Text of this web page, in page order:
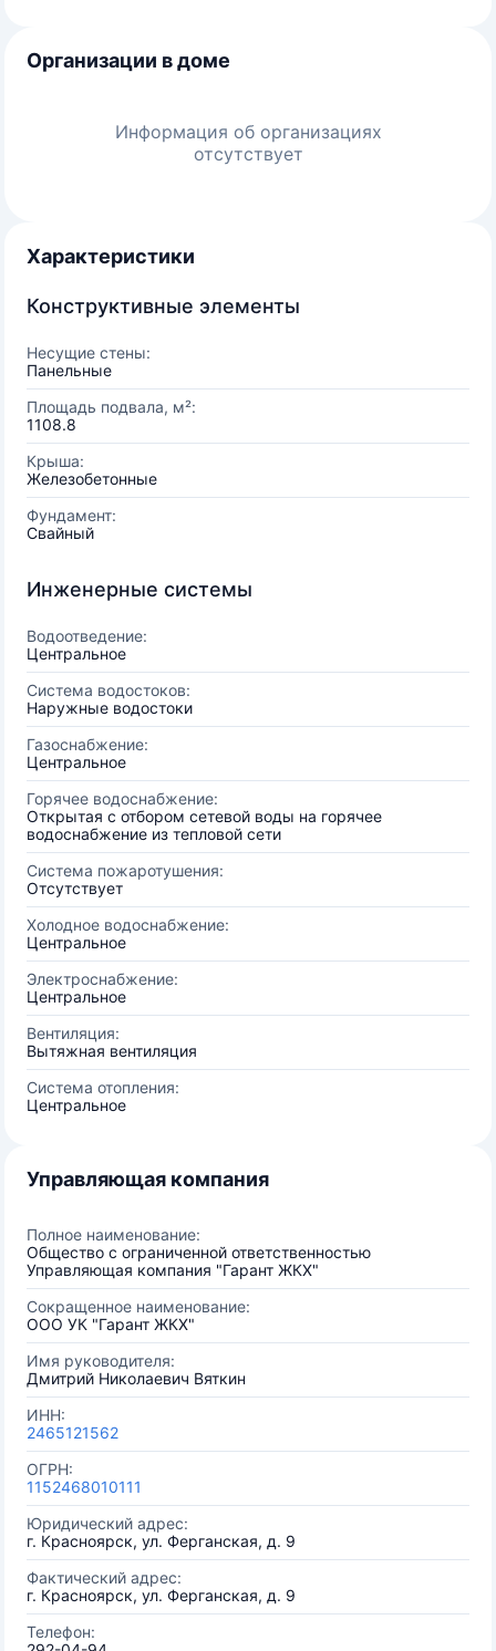
Организации в доме
Информация об организациях
отсутствует
Характеристики
Конструктивные элементы
Несущие стены:
Панельные
Площадь подвала, м²:
1108.8
Крыша:
Железобетонные
Фундамент:
Свайный
Инженерные системы
Водоотведение:
Центральное
Система водостоков:
Наружные водостоки
Газоснабжение:
Центральное
Горячее водоснабжение:
Открытая с отбором сетевой воды на горячее
водоснабжение из тепловой сети
Система пожаротушения:
Отсутствует
Холодное водоснабжение:
Центральное
Электроснабжение:
Центральное
Вентиляция:
Вытяжная вентиляция
Система отопления:
Центральное
Управляющая компания
Полное наименование:
Общество с ограниченной ответственностью
Управляющая компания "Гарант ЖКХ"
Сокращенное наименование:
ООО УК "Гарант ЖКХ"
Имя руководителя:
Дмитрий Николаевич Вяткин
ИНН:
2465121562
ОГРН:
1152468010111
Юридический адрес:
г. Красноярск, ул. Ферганская, д. 9
Фактический адрес:
г. Красноярск, ул. Ферганская, д. 9
Телефон: